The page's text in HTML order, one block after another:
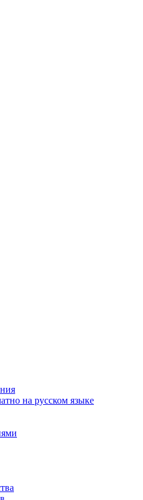
на русском языке